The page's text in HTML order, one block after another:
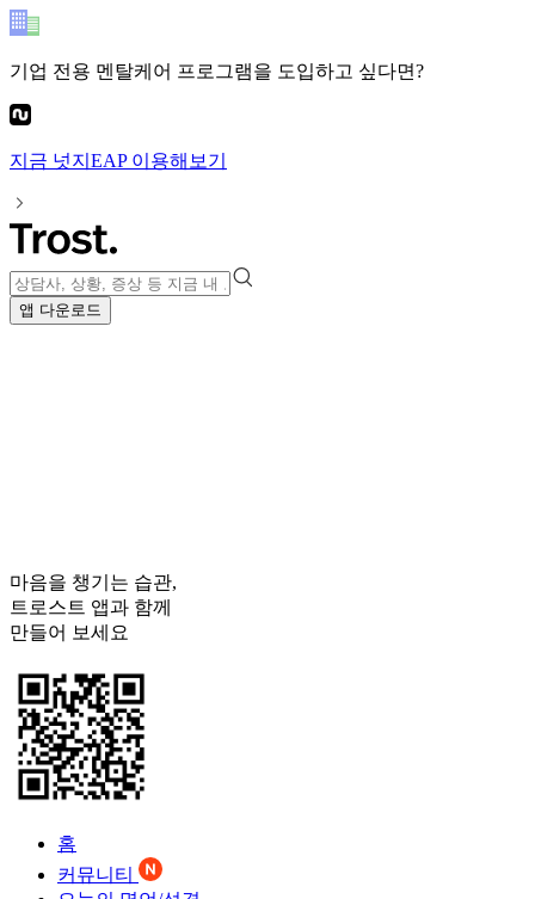
기업 전용 멘탈케어 프로그램을 도입하고 싶다면?
지금 넛지EAP이용해보기
앱 다운로드
마음을 챙기는 습관,
트로스트 앱과 함께
만들어 보세요
홈
커뮤니티